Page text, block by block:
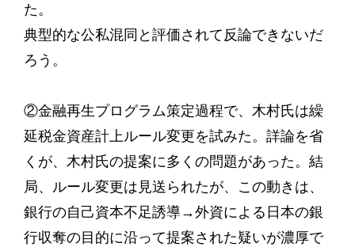
た。
典型的な公私混同と評価されて反論できないだ
ろう。
②金融再生プログラム策定過程で、木村氏は繰
延税金資産計上ルール変更を試みた。詳論を省
くが、木村氏の提案に多くの問題があった。結
局、ルール変更は見送られたが、この動きは、
銀行の自己資本不足誘導→外資による日本の銀
行収奪の目的に沿って提案された疑いが濃厚で